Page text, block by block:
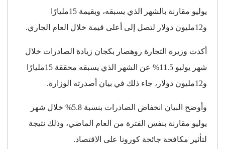
يوليو مقارنة بالشهر الذي يسبقه، وبقيمة 15مليارًا
و12مليون دولار لتصل إلى أعلى قيمة خلال العام الجاري.
أكدت وزيرة التجارة روهصار بكجان زيادة الصادرات خلال
شهر يوليو 11.5% عن الشهر الذي يسبقه محققة 15مليارًا
و12مليون دولار، جاء ذلك في بيان أصدرته الوزارة.
وأوضح البيان انخفاض الصادرات بنسبة 5.8% خلال شهر
يوليو مقارنة بنفس الفترة من العام الماضي، وذلك نتيجة
لتأثير مكافحة جائحة كورونا على الاقتصاد.